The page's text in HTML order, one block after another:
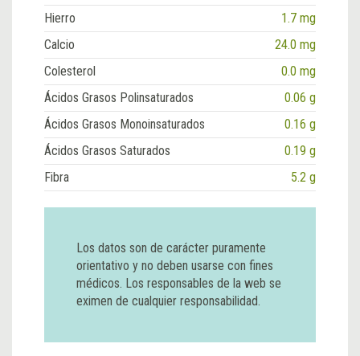
Hierro
1.7 mg
Calcio
24.0 mg
Colesterol
0.0 mg
Ácidos Grasos Polinsaturados
0.06 g
Ácidos Grasos Monoinsaturados
0.16 g
Ácidos Grasos Saturados
0.19 g
Fibra
5.2 g
Los datos son de carácter puramente
orientativo y no deben usarse con fines
médicos. Los responsables de la web se
eximen de cualquier responsabilidad.